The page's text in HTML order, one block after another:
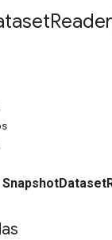
Reader